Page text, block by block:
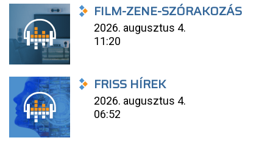
FILM-ZENE-SZÓRAKOZÁS
2026. augusztus 4.
11:20
FRISS HÍREK
2026. augusztus 4.
06:52